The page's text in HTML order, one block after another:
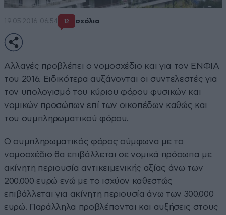
19·05·2016 06:54 12 σχόλια
Αλλαγές προβλέπει ο νομοσχέδιο και για τον ΕΝΦΙΑ
του 2016. Ειδικότερα αυξάνονται οι συντελεστές για
τον υπολογισμό του κύριου φόρου φυσικών και
νομικών προσώπων επί των οικοπέδων καθώς και
του συμπληρωματικού φόρου.
Ο συμπληρωματικός φόρος σύμφωνα με το
νομοσχέδιο θα επιβάλλεται σε νομικά πρόσωπα με
ακίνητη περιουσία αντικειμενικής αξίας άνω των
200.000 ευρώ ενώ με το ισχύον καθεστώς
επιβάλλεται για ακίνητη περιουσία άνω των 300.000
ευρώ. Παράλληλα προβλέπονται και αυξήσεις στους